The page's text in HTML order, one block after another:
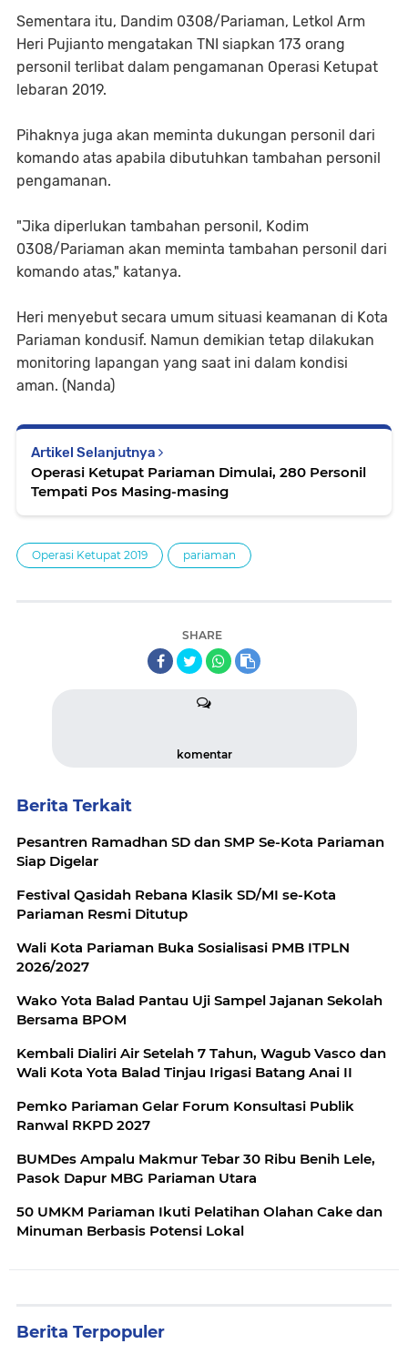
Sementara itu, Dandim 0308/Pariaman, Letkol Arm
Heri Pujianto mengatakan TNI siapkan 173 orang
personil terlibat dalam pengamanan Operasi Ketupat
lebaran 2019.
Pihaknya juga akan meminta dukungan personil dari
komando atas apabila dibutuhkan tambahan personil
pengamanan.
"Jika diperlukan tambahan personil, Kodim
0308/Pariaman akan meminta tambahan personil dari
komando atas," katanya.
Heri menyebut secara umum situasi keamanan di Kota
Pariaman kondusif. Namun demikian tetap dilakukan
monitoring lapangan yang saat ini dalam kondisi
aman. (Nanda)
Artikel Selanjutnya
Operasi Ketupat Pariaman Dimulai, 280 Personil
Tempati Pos Masing-masing
Operasi Ketupat 2019 pariaman
SHARE
komentar
Berita Terkait
Pesantren Ramadhan SD dan SMP Se-Kota Pariaman
Siap Digelar
Festival Qasidah Rebana Klasik SD/MI se-Kota
Pariaman Resmi Ditutup
Wali Kota Pariaman Buka Sosialisasi PMB ITPLN
2026/2027
Wako Yota Balad Pantau Uji Sampel Jajanan Sekolah
Bersama BPOM
Kembali Dialiri Air Setelah 7 Tahun, Wagub Vasco dan
Wali Kota Yota Balad Tinjau Irigasi Batang Anai II
Pemko Pariaman Gelar Forum Konsultasi Publik
Ranwal RKPD 2027
BUMDes Ampalu Makmur Tebar 30 Ribu Benih Lele,
Pasok Dapur MBG Pariaman Utara
50 UMKM Pariaman Ikuti Pelatihan Olahan Cake dan
Minuman Berbasis Potensi Lokal
Berita Terpopuler